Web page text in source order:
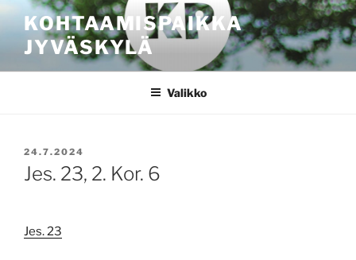
sisältöönKOHTAAMISPAIKKA
JYVÄSKYLÄ
Valikko
JULKAISTU
24.7.2024
Jes. 23, 2. Kor. 6
Jes. 23